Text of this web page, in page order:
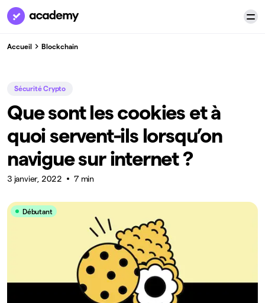
Accueil Blockchain
Sécurité Crypto
Que sont les cookies et à
quoi servent-ils lorsqu’on
navigue sur internet ?
3 janvier, 2022 7 min
Débutant